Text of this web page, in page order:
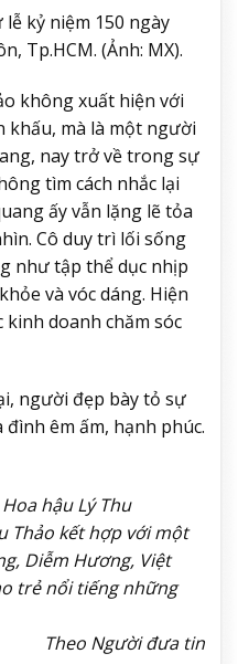
kỷ niệm 150 ngày
Tp.HCM. (Ảnh: MX).
không xuất hiện với
khấu, mà là một người
nay trở về trong sự
tìm cách nhắc lại
ấy vẫn lặng lẽ tỏa
Cô duy trì lối sống
như tập thể dục nhịp
và vóc dáng. Hiện
doanh chăm sóc
người đẹp bày tỏ sự
êm ấm, hạnh phúc.
hậu Lý Thu
Thảo kết hợp với một
Diễm Hương, Việt
trẻ nổi tiếng những
Theo Người đưa tin